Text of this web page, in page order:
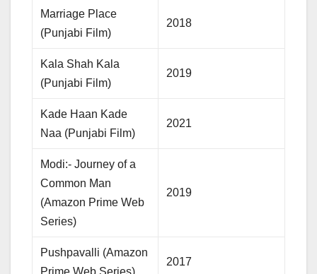
Marriage Place
(Punjabi Film)
2018
Kala Shah Kala
(Punjabi Film)
2019
Kade Haan Kade
Naa (Punjabi Film)
2021
Modi:- Journey of a
Common Man
(Amazon Prime Web
Series)
2019
Pushpavalli (Amazon
2017